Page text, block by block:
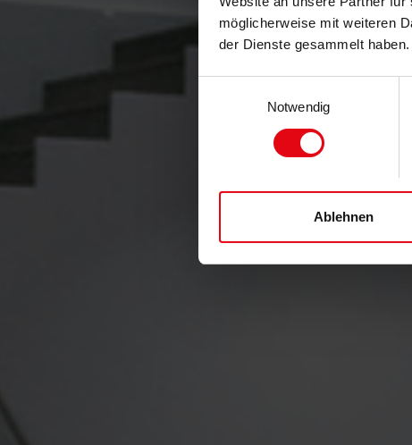
möglicherweise mit weiteren
der Dienste gesammelt haben.
Notwendig
Ablehnen